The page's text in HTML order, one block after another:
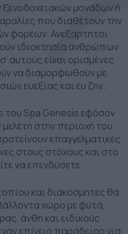
μονάδων ή
που διαθέτουν την
φορέων. Ανεξάρτητοι
ιδιοκτησία ανθρώπων
αυτούς είναι ορισμένες
να διαμορφωθούν με
ευεξίας και ευ ζην.
του Spa Genesis εφόσον
στην περιοχή του
επαγγελματικές
στους στόχους και στο
να επενδύσετε.
και διακοσμητές θα
χώρο με φυτά,
άνθη και ειδικούς
επίγειο παράδεισο για